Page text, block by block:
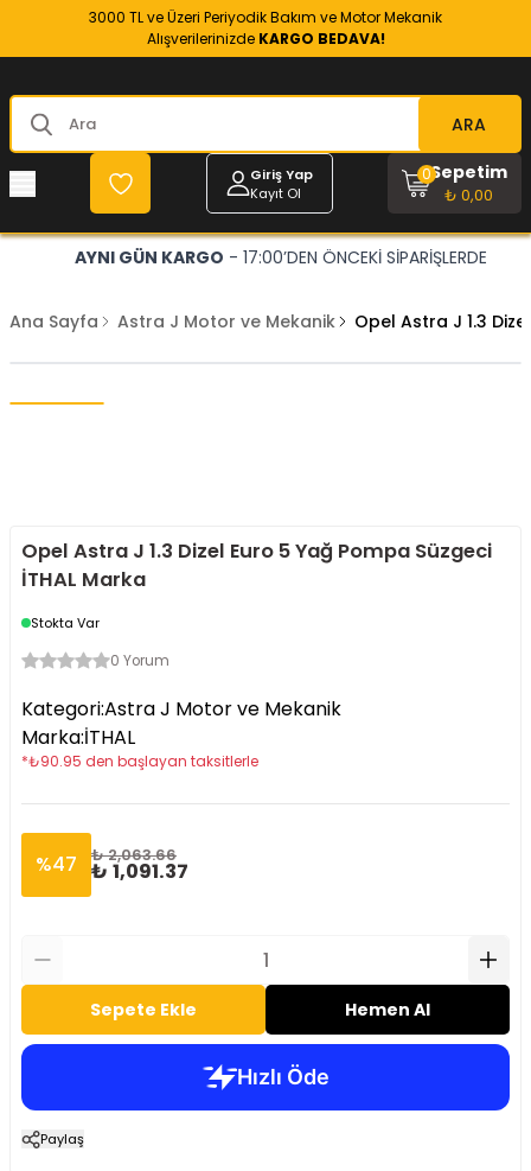
3000 TL ve Üzeri Periyodik Bakım ve Motor Mekanik
Alışverilerinizde KARGO BEDAVA!
ARA
Giriş Yap
Kayıt Ol
Sepetim
₺ 0,00
0
AYNI GÜN KARGO - 17:00’DEN ÖNCEKİ SİPARİŞLERDE
Ana Sayfa Astra J Motor ve Mekanik Opel Astra J 1.3
Opel Astra J 1.3 Dizel Euro 5 Yağ Pompa Süzgeci
İTHAL Marka
Stokta Var
0 Yorum
Kategori:Astra J Motor ve Mekanik
Marka:İTHAL
*₺90.95 den başlayan taksitlerle
%47 ₺ 2,063.66
₺ 1,091.37
Sepete Ekle Hemen Al
Paylaş